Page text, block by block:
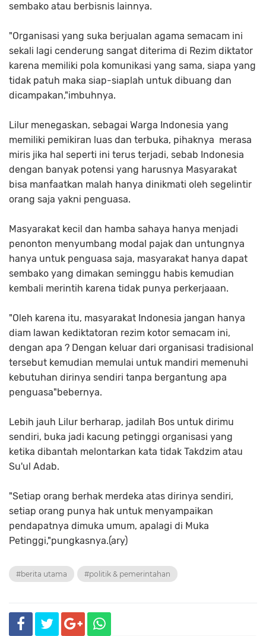
sembako atau berbisnis lainnya.
"Organisasi yang suka berjualan agama semacam ini
sekali lagi cenderung sangat diterima di Rezim diktator
karena memiliki pola komunikasi yang sama, siapa yang
tidak patuh maka siap-siaplah untuk dibuang dan
dicampakan,"imbuhnya.
Lilur menegaskan, sebagai Warga Indonesia yang
memiliki pemikiran luas dan terbuka, pihaknya merasa
miris jika hal seperti ini terus terjadi, sebab Indonesia
dengan banyak potensi yang harusnya Masyarakat
bisa manfaatkan malah hanya dinikmati oleh segelintir
orang saja yakni penguasa.
Masyarakat kecil dan hamba sahaya hanya menjadi
penonton menyumbang modal pajak dan untungnya
hanya untuk penguasa saja, masyarakat hanya dapat
sembako yang dimakan seminggu habis kemudian
kembali merintih karena tidak punya perkerjaaan.
"Oleh karena itu, masyarakat Indonesia jangan hanya
diam lawan kediktatoran rezim kotor semacam ini,
dengan apa ? Dengan keluar dari organisasi tradisional
tersebut kemudian memulai untuk mandiri memenuhi
kebutuhan dirinya sendiri tanpa bergantung apa
penguasa"bebernya.
Lebih jauh Lilur berharap, jadilah Bos untuk dirimu
sendiri, buka jadi kacung petinggi organisasi yang
ketika dibantah melontarkan kata tidak Takdzim atau
Su'ul Adab.
"Setiap orang berhak merdeka atas dirinya sendiri,
setiap orang punya hak untuk menyampaikan
pendapatnya dimuka umum, apalagi di Muka
Petinggi,"pungkasnya.(ary)
#berita utama #politik & pemerintahan